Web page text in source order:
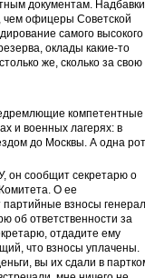
документам.
чем офицеры Советской
самого высокого
оклады какие-то
же, сколько за свою
компетентные
и военных лагерях: в
до Москвы. А одна
он сообщит секретарю о
О ее
партийные взносы
об ответственности за
отдадите ему
что взносы уплачены.
вы их сдали в